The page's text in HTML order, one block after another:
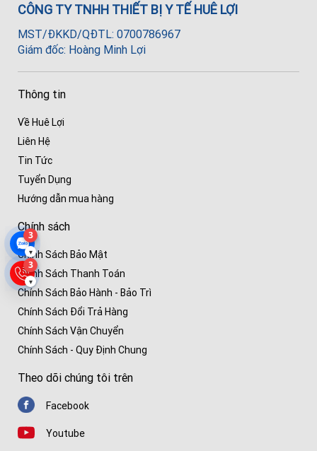
3
▾
3
▾
CÔNG TY TNHH THIẾT BỊ Y TẾ HUÊ LỢI
MST/ĐKKD/QĐTL: 0700786967
Giám đốc: Hoàng Minh Lợi
Thông tin
Về Huê Lợi
Liên Hệ
Tin Tức
Tuyển Dụng
Hướng dẫn mua hàng
Chính sách
Chính Sách Bảo Mật
Chính Sách Thanh Toán
Chính Sách Bảo Hành - Bảo Trì
Chính Sách Đổi Trả Hàng
Chính Sách Vận Chuyển
Chính Sách - Quy Định Chung
Theo dõi chúng tôi trên
Facebook
Youtube